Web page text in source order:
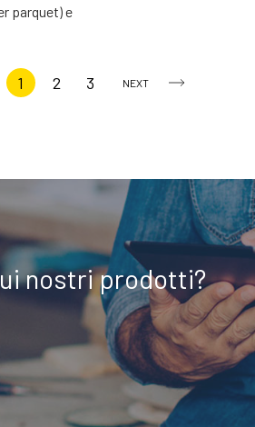
parquet) e
1 2 3 NEXT
nostri prodotti?